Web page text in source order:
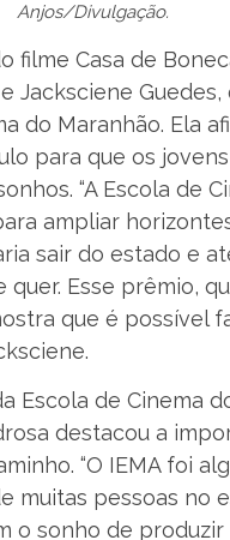
Anjos/Divulgação.
filme Casa de
Jacksciene Guedes,
do Maranhão. Ela
para que os
“A Escola de
ampliar
sair do estado e
Esse prêmio,
que é possível
Escola de Cinema
destacou a
“O IEMA foi
muitas pessoas no
o sonho de produzir